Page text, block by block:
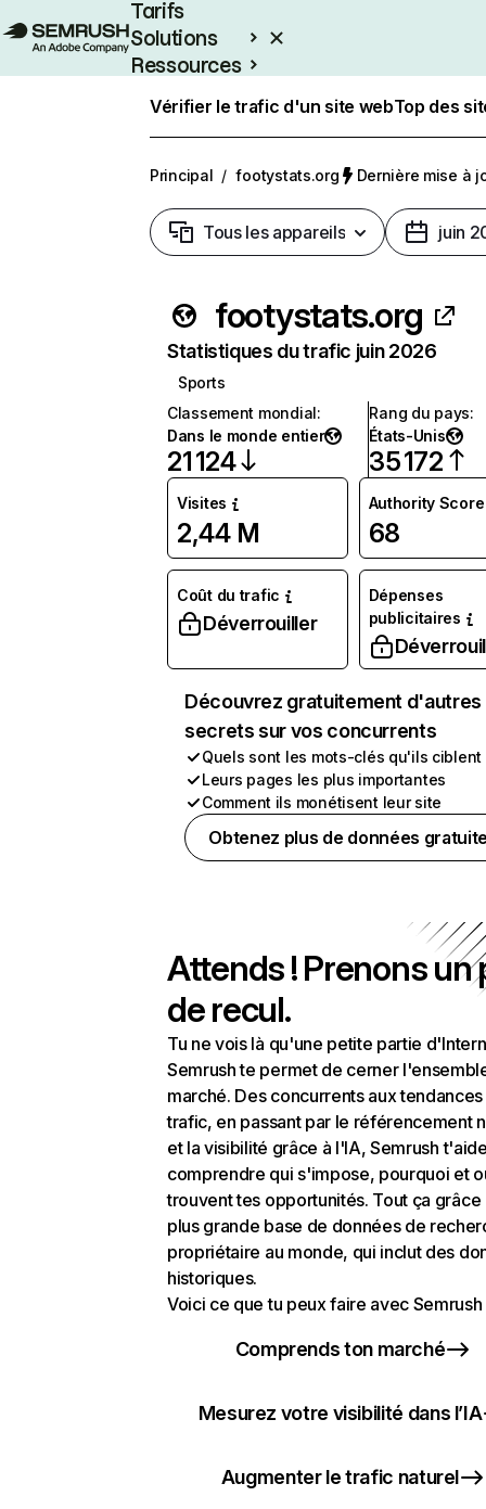
Tarifs
Solutions
Ressources
Vérifier le trafic d'un site webTop des
Principal / footystats.org Dernière mise à
Tous les appareils juin
footystats.org
Statistiques du trafic juin 2026
Sports
Classement mondial:
Dans le monde entier
21 124
Rang du pays:
États-Unis
35 172
Visites
2,44 M
Authority Score
68
Coût du trafic
Déverrouiller
Dépenses
publicitaires
Découvrez gratuitement d'autres
secrets sur vos concurrents
Quels sont les mots-clés qu'ils ciblent
Leurs pages les plus importantes
Comment ils monétisent leur site
Obtenez plus de données
Attends ! Prenons un
de recul.
Tu ne vois là qu'une petite partie
Semrush te permet de cerner
marché. Des concurrents aux
trafic, en passant par le référencement
et la visibilité grâce à l'IA, Semrush
comprendre qui s'impose, pourquoi et
trouvent tes opportunités. Tout ça grâce
plus grande base de données de
propriétaire au monde, qui inclut des
historiques.
Voici ce que tu peux faire avec Semrush
Comprends ton marché
Mesurez votre visibilité dans l’IA
Augmenter le trafic naturel